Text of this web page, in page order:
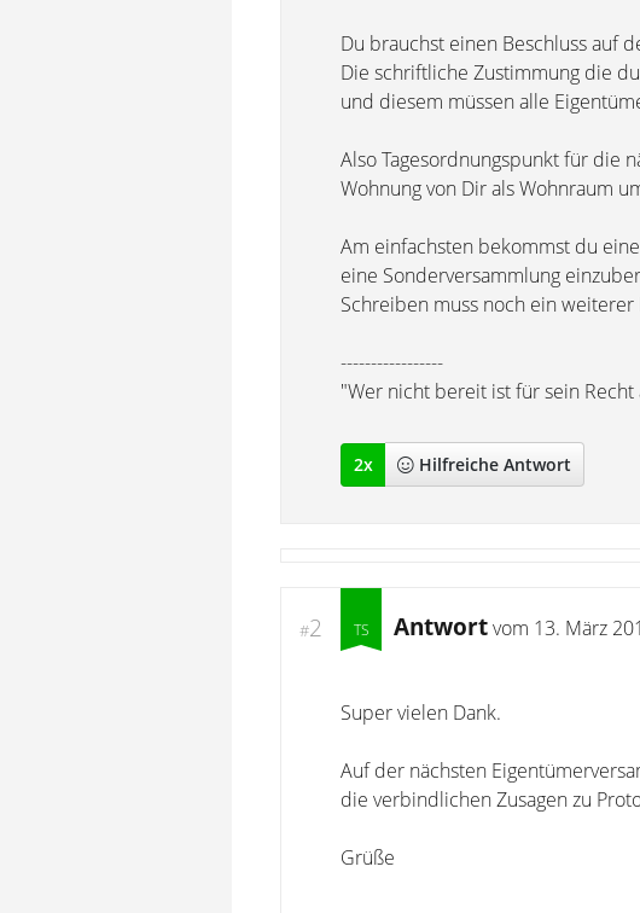
Du brauchst einen Beschluss auf
Die schriftliche Zustimmung die
und diesem müssen alle
Also Tagesordnungspunkt für die
Wohnung von Dir als Wohnraum
Am einfachsten bekommst du
eine Sonderversammlung
Schreiben muss noch ein
-----------------
"Wer nicht bereit ist für sein
2x Hilfreiche Antwort
#2 Antwortvom 13. März
Super vielen Dank.
Auf der nächsten
die verbindlichen Zusagen zu
Grüße